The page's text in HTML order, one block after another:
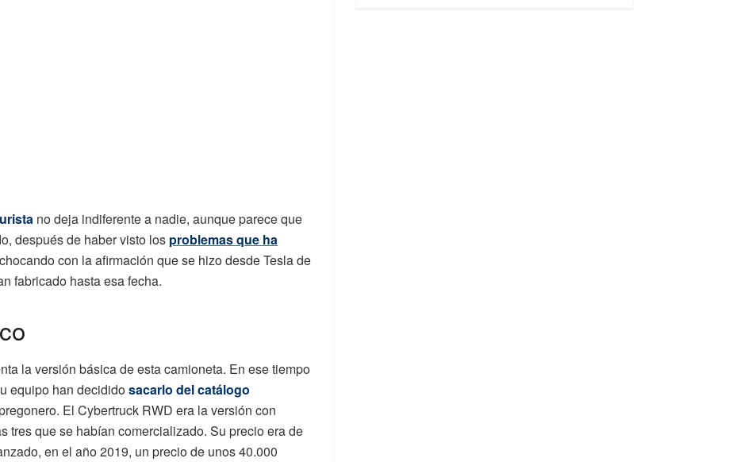
no deja indiferente a nadie, aunque parece que
después de haber visto los problemas que ha
con la afirmación que se hizo desde Tesla de
fabricado hasta esa fecha.
la versión básica de esta camioneta. En ese tiempo
equipo han decididosacarlo del catálogo
El Cybertruck RWD era la versión con
tres que se habían comercializado. Su precio era de
en el año 2019, un precio de unos 40.000